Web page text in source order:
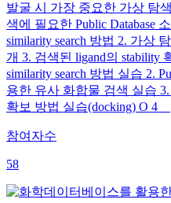
발굴 시 가장 중요한 가상 탐
색에 필요한 Public Database
similarity search 방법 2. 가상
개 3. 검색된 ligand의 stability
similarity search 방법 실습 2.
용한 유사 화합물 검색 실습 3.
확보 방법 실습(docking) O 4
참여자수
58